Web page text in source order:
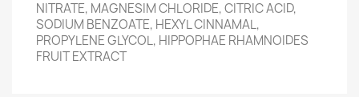
NITRATE, MAGNESIM CHLORIDE, CITRIC ACID,
SODIUM BENZOATE, HEXYL CINNAMAL,
PROPYLENE GLYCOL, HIPPOPHAE RHAMNOIDES
FRUIT EXTRACT